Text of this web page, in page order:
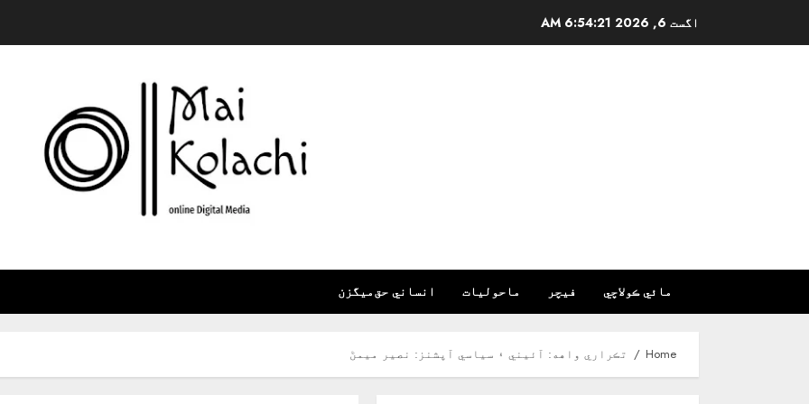
اگست 6, 2026 6:54:22 AM
مائي ڪولاچي فیچر ماحولیات انساني حقميگزن
Home تڪراري واهه: آئيني ۽ سياسي آپشنز: نصير ميمڻ